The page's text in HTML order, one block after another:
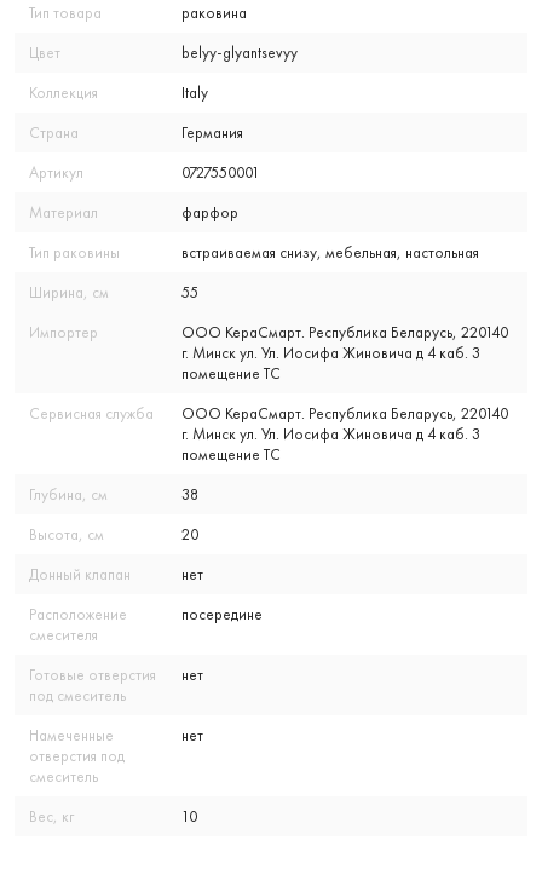
Тип товара раковина
Цвет belyy-glyantsevyy
Коллекция Italy
Страна Германия
Артикул 0727550001
Материал фарфор
Тип раковины встраиваемая снизу, мебельная, настольная
Ширина, см 55
Импортер
ООО КераСмарт. Республика Беларусь, 220140
г. Минск ул. Ул. Иосифа Жиновича д 4 каб. 3
помещение ТС
Сервисная служба
ООО КераСмарт. Республика Беларусь, 220140
г. Минск ул. Ул. Иосифа Жиновича д 4 каб. 3
помещение ТС
Глубина, см 38
Высота, см 20
Донный клапан нет
Расположение
смесителя
посередине
Готовые отверстия
под смеситель
нет
Намеченные
отверстия под
смеситель
нет
Вес, кг 10